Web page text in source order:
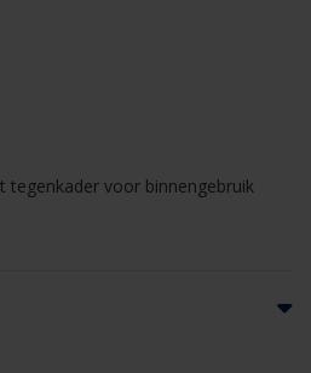
voor binnengebruik